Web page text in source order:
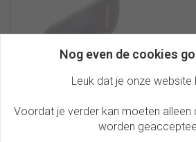
Nog even de cookies
Leuk dat je onze website
Voordat je verder kan moeten
worden